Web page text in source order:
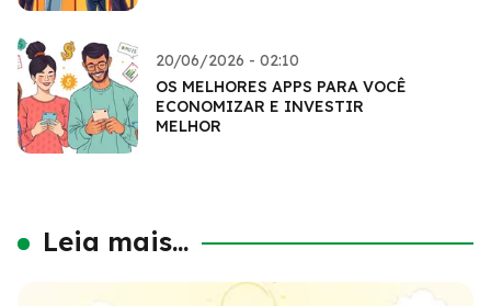
20/06/2026 - 02:10
OS MELHORES APPS PARA VOCÊ
ECONOMIZAR E INVESTIR
MELHOR
Leia mais...